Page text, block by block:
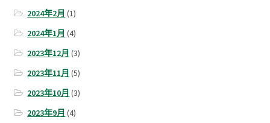
2024年2月 (1)
2024年1月 (4)
2023年12月 (3)
2023年11月 (5)
2023年10月 (3)
2023年9月 (4)